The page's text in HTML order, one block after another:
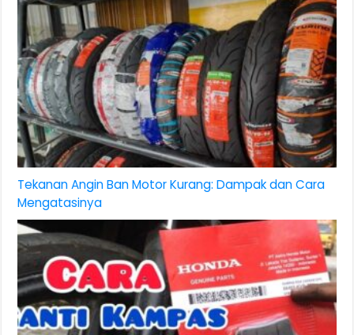
Tekanan Angin Ban Motor Kurang: Dampak dan Cara
Mengatasinya